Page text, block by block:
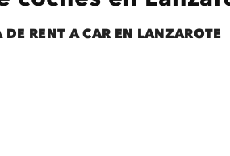
DE RENT A CAR EN LANZAROTE